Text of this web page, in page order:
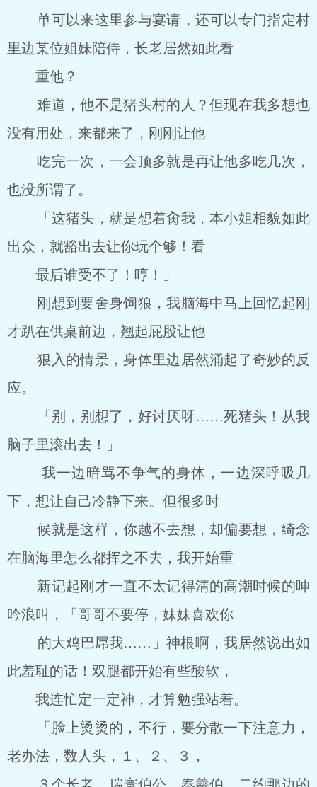
单可以来这里参与宴请，还可以专门指定村
里边某位姐妹陪侍，长老居然如此看
重他？
难道，他不是猪头村的人？但现在我多想也
没有用处，来都来了，刚刚让他
吃完一次，一会顶多就是再让他多吃几次，
也没所谓了。
「这猪头，就是想着肏我，本小姐相貌如此
出众，就豁出去让你玩个够！看
最后谁受不了！哼！」
刚想到要舍身饲狼，我脑海中马上回忆起刚
才趴在供桌前边，翘起屁股让他
狠入的情景，身体里边居然涌起了奇妙的反
应。
「别，别想了，好讨厌呀……死猪头！从我
脑子里滚出去！」
我一边暗骂不争气的身体，一边深呼吸几
下，想让自己冷静下来。但很多时
候就是这样，你越不去想，却偏要想，绮念
在脑海里怎么都挥之不去，我开始重
新记起刚才一直不太记得清的高潮时候的呻
吟浪叫，「哥哥不要停，妹妹喜欢你
的大鸡巴屌我……」神根啊，我居然说出如
此羞耻的话！双腿都开始有些酸软，
我连忙定一定神，才算勉强站着。
「脸上烫烫的，不行，要分散一下注意力，
老办法，数人头，１、２、３，